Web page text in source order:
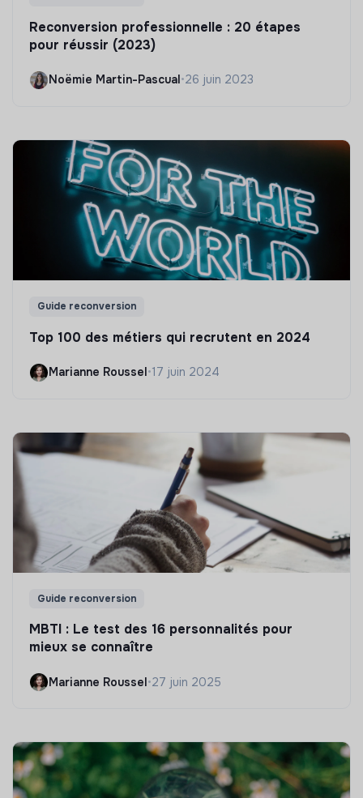
Reconversion professionnelle : 20 étapes
pour réussir (2023)
Noëmie Martin-Pascual •26 juin 2023
Guide reconversion
Top 100 des métiers qui recrutent en 2024
Marianne Roussel•17 juin 2024
Guide reconversion
MBTI : Le test des 16 personnalités pour
mieux se connaître
Marianne Roussel•27 juin 2025